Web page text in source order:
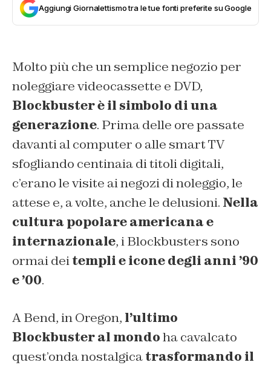
Aggiungi Giornalettismo tra le tue fonti preferite su Google
Molto più che un semplice negozio per
noleggiare videocassette e DVD,
Blockbuster è il simbolo di una
generazione. Prima delle ore passate
davanti al computer o alle smart TV
sfogliando centinaia di titoli digitali,
c’erano le visite ai negozi di noleggio, le
attese e, a volte, anche le delusioni. Nella
cultura popolare americana e
internazionale, i Blockbusters sono
ormai deitempli e icone degli anni ’90
e ’00.
A Bend, in Oregon, l’ultimo
Blockbuster al mondoha cavalcato
quest’onda nostalgicatrasformando il